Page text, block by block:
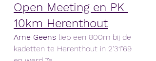
Open Meeting en PK
10km Herenthout
Arne Geens liep een 800m bij de
kadetten te Herenthout in 2'31"69